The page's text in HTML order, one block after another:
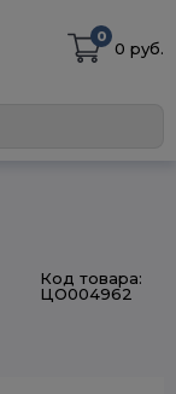
0
0 руб.
Код товара:
ЦО004962